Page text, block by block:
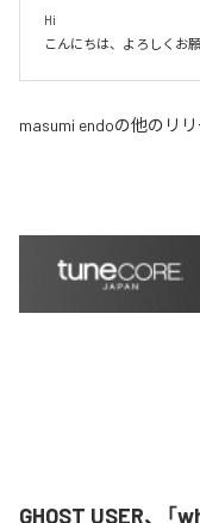
Hi
こんにちは、よろしくお願
masumi endoの他のリリ
GHOST USER、「